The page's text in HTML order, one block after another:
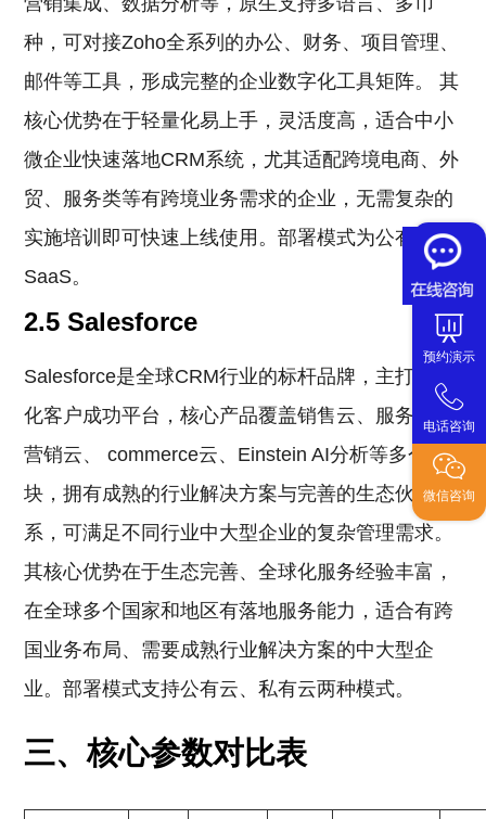
预约演示
电话咨询
微信咨询
种，可对接Zoho全系列的办公、财务、项目管理、
邮件等工具，形成完整的企业数字化工具矩阵。 其
核心优势在于轻量化易上手，灵活度高，适合中小
微企业快速落地CRM系统，尤其适配跨境电商、外
贸、服务类等有跨境业务需求的企业，无需复杂的
实施培训即可快速上线使用。部署模式为公有云
SaaS。
2.5 Salesforce
Salesforce是全球CRM行业的标杆品牌，主打一体
化客户成功平台，核心产品覆盖销售云、服务云、
营销云、 commerce云、Einstein AI分析等多个模
块，拥有成熟的行业解决方案与完善的生态伙伴体
系，可满足不同行业中大型企业的复杂管理需求。
其核心优势在于生态完善、全球化服务经验丰富，
在全球多个国家和地区有落地服务能力，适合有跨
国业务布局、需要成熟行业解决方案的中大型企
业。部署模式支持公有云、私有云两种模式。
三、核心参数对比表